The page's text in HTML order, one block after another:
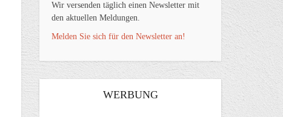
Wir versenden täglich einen Newsletter mit
den aktuellen Meldungen.
Melden Sie sich für den Newsletter an!
WERBUNG